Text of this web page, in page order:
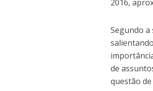
2016,
Segundo
de
questão